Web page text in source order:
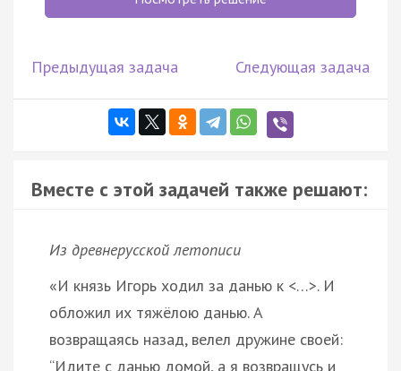
Предыдущая задача Следующая задача
Вместе с этой задачей также решают:
Из древнерусской летописи
«И князь Игорь ходил за данью к <…>. И
обложил их тяжёлою данью. А
возвращаясь назад, велел дружине своей:
“Идите с данью домой, а я возвращусь и